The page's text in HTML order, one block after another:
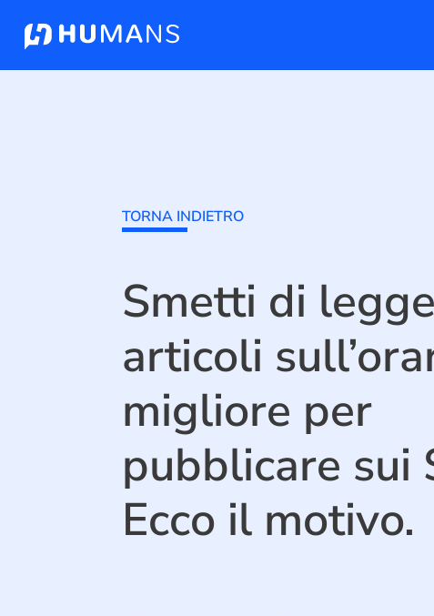
TORNA INDIETRO
Smetti di
articoli
migliore per
pubblicare sui
Ecco il motivo.